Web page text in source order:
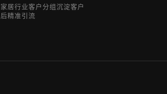
家居行业客户分组沉淀客户
后精准引流